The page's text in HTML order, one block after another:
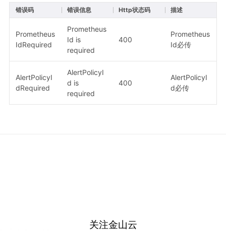
错误码 错误信息 Http状态码 描述
Prometheus
IdRequired
Prometheus
Id is
required
400
Prometheus
Id必传
AlertPolicyI
dRequired
AlertPolicyI
d is
required
400
AlertPolicyI
d必传
关注金山云